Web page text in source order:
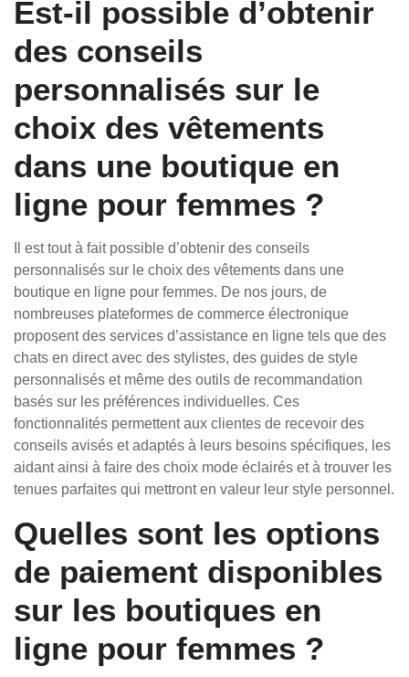
Est-il possible d’obtenir
des conseils
personnalisés sur le
choix des vêtements
dans une boutique en
ligne pour femmes ?
Il est tout à fait possible d’obtenir des conseils
personnalisés sur le choix des vêtements dans une
boutique en ligne pour femmes. De nos jours, de
nombreuses plateformes de commerce électronique
proposent des services d’assistance en ligne tels que des
chats en direct avec des stylistes, des guides de style
personnalisés et même des outils de recommandation
basés sur les préférences individuelles. Ces
fonctionnalités permettent aux clientes de recevoir des
conseils avisés et adaptés à leurs besoins spécifiques, les
aidant ainsi à faire des choix mode éclairés et à trouver les
tenues parfaites qui mettront en valeur leur style personnel.
Quelles sont les options
de paiement disponibles
sur les boutiques en
ligne pour femmes ?